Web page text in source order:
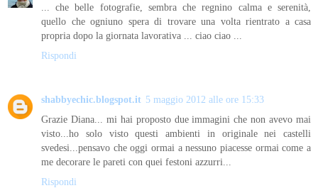
... che belle fotografie, sembra che regnino calma e serenità,
quello che ogniuno spera di trovare una volta rientrato a casa
propria dopo la giornata lavorativa ... ciao ciao ...
Rispondi
shabbyechic.blogspot.it 5 maggio 2012 alle ore 15:33
Grazie Diana... mi hai proposto due immagini che non avevo mai
visto...ho solo visto questi ambienti in originale nei castelli
svedesi...pensavo che oggi ormai a nessuno piacesse ormai come a
me decorare le pareti con quei festoni azzurri...
Rispondi